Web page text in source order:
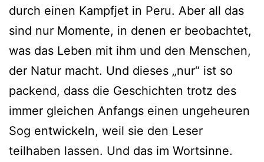
durch einen Kampfjet in Peru. Aber all das
sind nur Momente, in denen er beobachtet,
was das Leben mit ihm und den Menschen,
der Natur macht. Und dieses „nur“ ist so
packend, dass die Geschichten trotz des
immer gleichen Anfangs einen ungeheuren
Sog entwickeln, weil sie den Leser
teilhaben lassen. Und das im Wortsinne.